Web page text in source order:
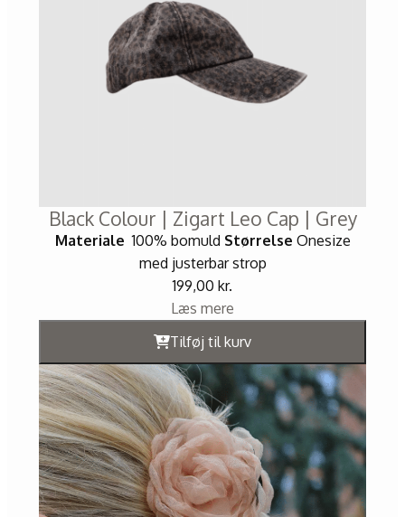
Black Colour | Zigart Leo Cap | Grey
Materiale 100% bomuld Størrelse Onesize
med justerbar strop
199,00 kr.
Læs mere
Tilføj til kurv